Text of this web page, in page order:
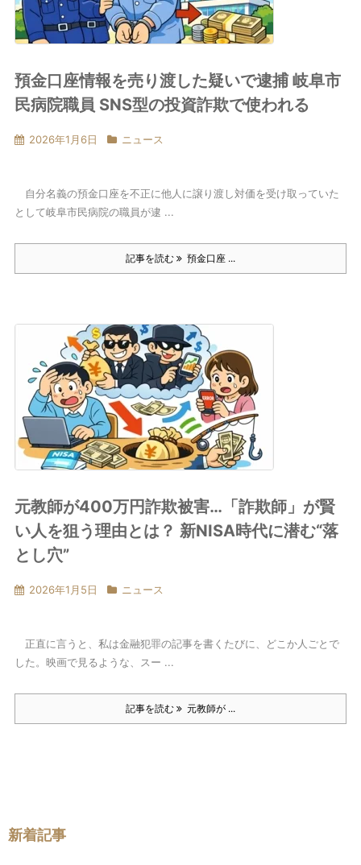
預金口座情報を売り渡した疑いで逮捕 岐阜市
民病院職員 SNS型の投資詐欺で使われる
2026年1月6日 ニュース
自分名義の預金口座を不正に他人に譲り渡し対価を受け取っていた
として岐阜市民病院の職員が逮 ...
記事を読む 預金口座 ...
元教師が400万円詐欺被害…「詐欺師」が賢
い人を狙う理由とは？ 新NISA時代に潜む“落
とし穴”
2026年1月5日 ニュース
正直に言うと、私は金融犯罪の記事を書くたびに、どこか人ごとで
した。映画で見るような、スー ...
記事を読む 元教師が ...
新着記事